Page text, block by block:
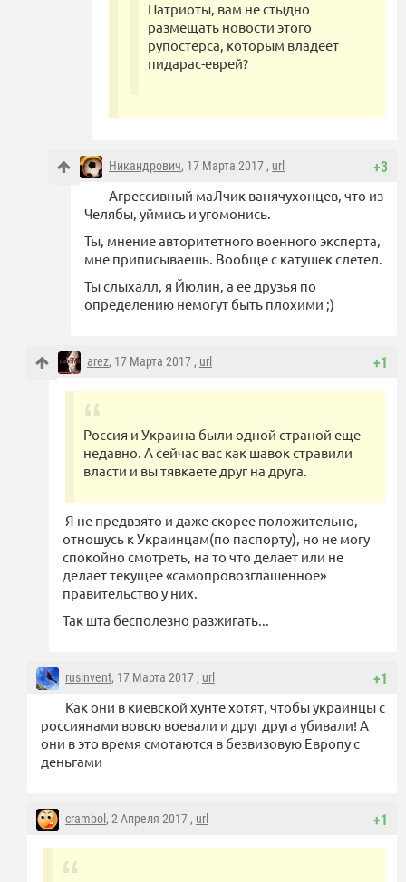
Патриоты, вам не стыдно
размещать новости этого
рупостерса, которым владеет
пидарас-еврей?
+3
Никандрович, 17 Марта 2017 , url
Агрессивный маЛчик ванячухонцев, что из
Челябы, уймись и угомонись.
Ты, мнение авторитетного военного эксперта,
мне приписываешь. Вообще с катушек слетел.
Ты слыхалл, я Йюлин, а ее друзья по
определению немогут быть плохими ;)
+1
arez, 17 Марта 2017 , url
Россия и Украина были одной страной еще
недавно. А сейчас вас как шавок стравили
власти и вы тявкаете друг на друга.
Я не предвзято и даже скорее положительно,
отношусь к Украинцам(по паспорту), но не могу
спокойно смотреть, на то что делает или не
делает текущее «самопровозглашенное»
правительство у них.
Так шта бесполезно разжигать...
+1
rusinvent, 17 Марта 2017 , url
Как они в киевской хунте хотят, чтобы украинцы с
россиянами вовсю воевали и друг друга убивали! А
они в это время смотаются в безвизовую Европу с
деньгами
+1
crambol , 2 Апреля 2017 , url